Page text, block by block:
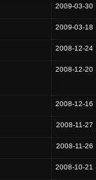
2009-03-30
2009-03-18
2008-12-24
2008-12-20
2008-12-16
2008-11-27
2008-11-26
2008-10-21